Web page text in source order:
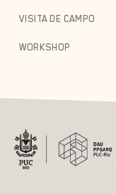
VISITA DE CAMPO
WORKSHOP